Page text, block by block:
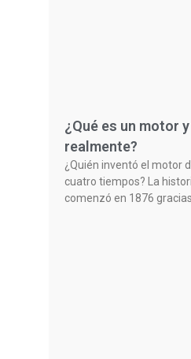
¿Qué es un motor
realmente?
¿Quién inventó el motor
cuatro tiempos? La
comenzó en 1876